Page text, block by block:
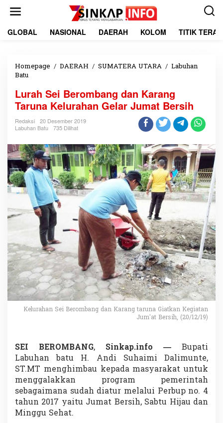
GLOBAL NASIONAL DAERAH KOLOM TITIK
Homepage / DAERAH / SUMATERA UTARA / Labuhan
Batu
r
a
h
S
e
B
e
r
o
m
b
a
n
n
K
a
r
a
n
g
T
a
K
e
l
u
r
a
h
Lurah Sei Berombang dan Karang
Taruna Kelurahan Gelar Jumat Bersih
Redaksi
20 Desember 2019
Labuhan Batu
735 Dilihat
Kelurahan Sei Berombang dan Karang taruna Giatkan Kegiatan
Jum'at Bersih, (20/12/19)
SEI BEROMBANG, Sinkap.info — Bupati
Labuhan batu H. Andi Suhaimi Dalimunte,
ST.MT menghimbau kepada masyarakat untuk
menggalakkan program pemerintah
sebagaimana sudah diatur melalui Perbup no. 4
tahun 2017 yaitu Jumat Bersih, Sabtu Hijau dan
Minggu Sehat.